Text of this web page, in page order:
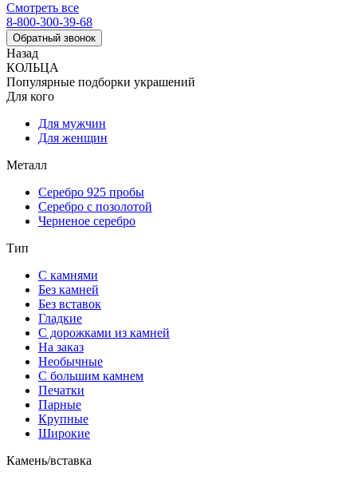
Смотреть все
8-800-300-39-68
Обратный звонок
Назад
КОЛЬЦА
Популярные подборки украшений
Для кого
Для мужчин
Для женщин
Металл
Серебро 925 пробы
Серебро с позолотой
Черненое серебро
Тип
С камнями
Без камней
Без вставок
Гладкие
С дорожками из камней
На заказ
Необычные
С большим камнем
Печатки
Парные
Крупные
Широкие
Камень/вставка